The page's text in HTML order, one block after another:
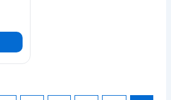
atual
R$ 115,29.